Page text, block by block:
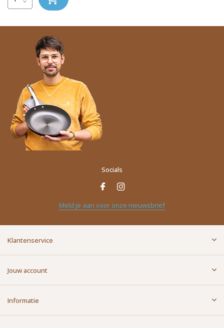
Socials
Meld je aan voor onze nieuwsbrief
Klantenservice
Jouw account
Informatie